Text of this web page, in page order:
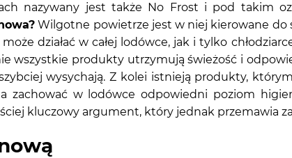
nazywany jest także No Frost i pod takim
Wilgotne powietrze jest w niej kierowane do
działać w całej lodówce, jak i tylko
wszystkie produkty utrzymują świeżość i
wysychają. Z kolei istnieją produkty,
w lodówce odpowiedni poziom
kluczowy argument, który jednak przemawia